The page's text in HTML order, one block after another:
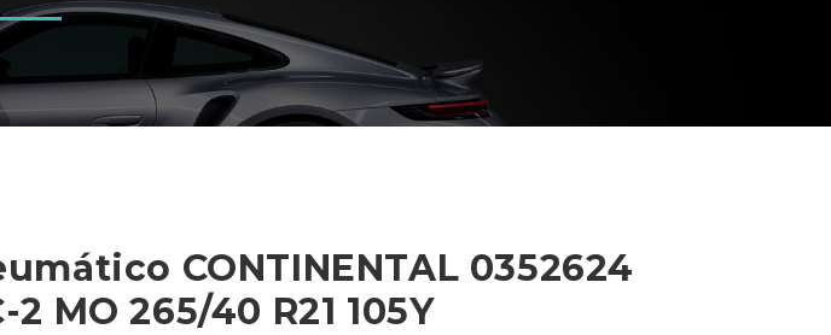
CONTINENTAL 0352624
2 MO 265/40 R21 105Y